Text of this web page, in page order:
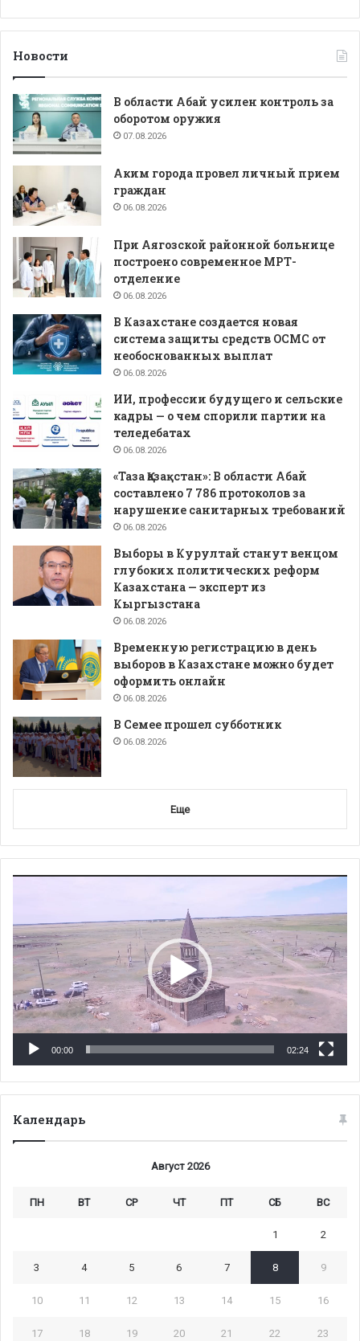
Новости
В области Абай усилен контроль за
оборотом оружия
07.08.2026
Аким города провел личный прием
граждан
06.08.2026
При Аягозской районной больнице
построено современное МРТ-
отделение
06.08.2026
В Казахстане создается новая
система защиты средств ОСМС от
необоснованных выплат
06.08.2026
ИИ, профессии будущего и сельские
кадры — о чем спорили партии на
теледебатах
06.08.2026
«Таза Қазақстан»: В области Абай
составлено 7 786 протоколов за
нарушение санитарных требований
06.08.2026
Выборы в Курултай станут венцом
глубоких политических реформ
Казахстана — эксперт из
Кыргызстана
06.08.2026
Временную регистрацию в день
выборов в Казахстане можно будет
оформить онлайн
06.08.2026
В Семее прошел субботник
06.08.2026
Еще
00:00 02:24
Календарь
Август 2026
ПН ВТ СР ЧТ ПТ СБ ВС
1 2
3 4 5 6 7 8 9
10 11 12 13 14 15 16
17 18 19 20 21 22 23